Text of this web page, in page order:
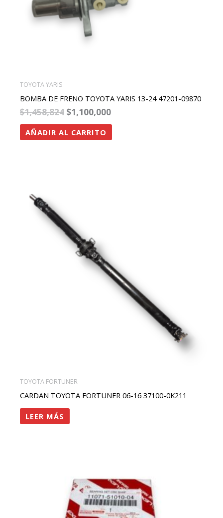
TOYOTA YARIS
BOMBA DE FRENO TOYOTA YARIS 13-24 47201-09870
$1,458,824 $1,100,000
AÑADIR AL CARRITO
TOYOTA FORTUNER
CARDAN TOYOTA FORTUNER 06-16 37100-0K211
LEER MÁS